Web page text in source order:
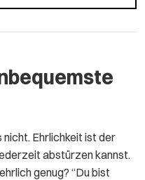
nicht. Ehrlichkeit ist der
abstürzen kannst.
genug? “Du bist